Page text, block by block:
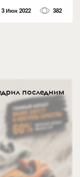
3 Июн 2022 382
последним